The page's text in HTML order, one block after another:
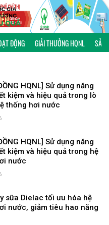
ĐỘNG GIẢI THƯỞNG HQNL SẢN
HƠI NƯỚC
HQNL] Sử dụng năng
kiệm và hiệu quả trong lò
thống hơi nước
HQNL] Sử dụng năng
kiệm và hiệu quả trong hệ
nước
sữa Dielac tối ưu hóa hệ
nước, giảm tiêu hao năng